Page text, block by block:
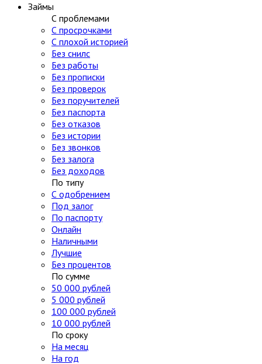
Займы
С проблемами
С просрочками
С плохой историей
Без снилс
Без работы
Без прописки
Без проверок
Без поручителей
Без паспорта
Без отказов
Без истории
Без звонков
Без залога
Без доходов
По типу
С одобрением
Под залог
По паспорту
Онлайн
Наличными
Лучшие
Без процентов
По сумме
50 000 рублей
5 000 рублей
100 000 рублей
10 000 рублей
По сроку
На месяц
На год